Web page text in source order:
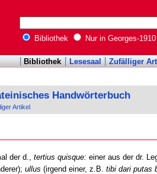
Bibliothek Nur in Georges-1910
Bibliothek Lesesaal Zufälliger
Handwörterbuch
Artikel
der d., tertius quisque: einer aus der dr.
ullus (irgend einer, z.B. tibi dari putas